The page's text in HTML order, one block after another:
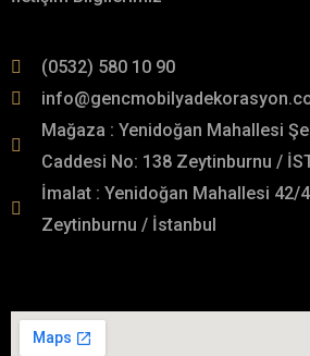
(0532) 580 10 90
Mağaza : Yenidoğan Mahallesi
Caddesi No: 138 Zeytinburnu /
İmalat : Yenidoğan Mahallesi 42/
Zeytinburnu / İstanbul